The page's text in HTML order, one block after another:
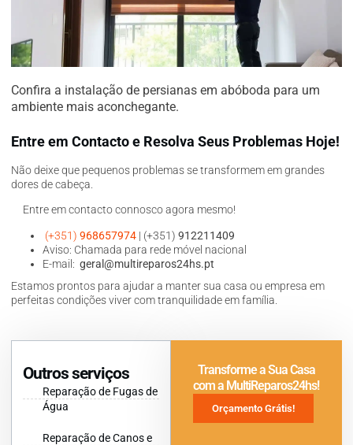
Confira a instalação de persianas em abóboda para um
ambiente mais aconchegante.
Entre em Contacto e Resolva Seus Problemas Hoje!
Não deixe que pequenos problemas se transformem em grandes
dores de cabeça.
Entre em contacto connosco agora mesmo!
(+351) 968657974 | (+351) 912211409
Aviso: Chamada para rede móvel nacional
E-mail: geral@multireparos24hs.pt
Estamos prontos para ajudar a manter sua casa ou empresa em
perfeitas condições viver com tranquilidade em família.
Outros serviços
Reparação de Fugas de
Água
Reparação de Canos e
Transforme a Sua Casa
com a MultiReparos24hs!
Orçamento Grátis!